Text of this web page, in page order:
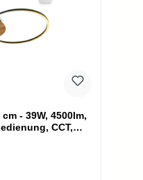
- 39W, 4500lm,
CCT,